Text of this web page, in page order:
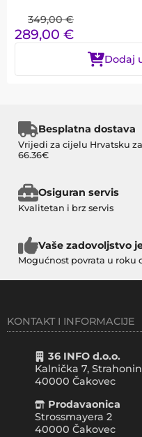
349,00 €
289,00 €
Dodaj
Besplatna dostava
Vrijedi za cijelu Hrvatsku
66.36€
Osiguran servis
Kvalitetan i brz servis
Vaše zadovoljstvo
Mogućnost povrata u roku
KONTAKT I INFORMACIJE
36 INFO d.o.o.
Kalnička 7,
40000 Čakovec
Prodavaonica
Strossmayera 2
40000 Čakovec